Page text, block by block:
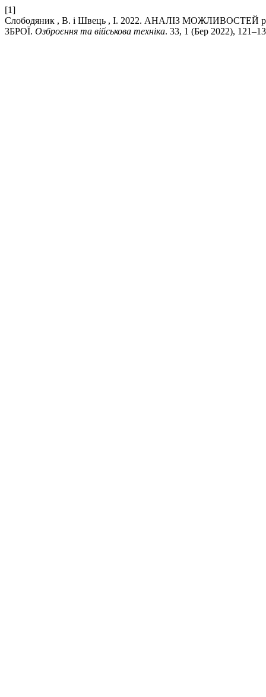
[1]
Слободяник , В. і Швець , І. 2022. АНАЛІЗ
ЗБРОЇ. Озброєння та військова техніка. 33, 1 (Бер 2022),